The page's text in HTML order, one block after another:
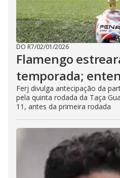
DO R7/02/01/2026
Flamengo
temporada;
Ferj divulga antecipação da
pela quinta rodada da Taça
11, antes da primeira rodada